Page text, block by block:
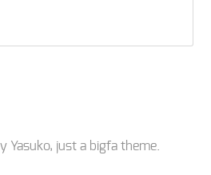
Yasuko, just a bigfa theme.